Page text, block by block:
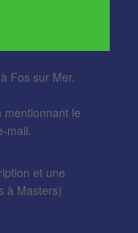
Fos sur Mer.
mentionnant le
mail.
et une
à Masters)